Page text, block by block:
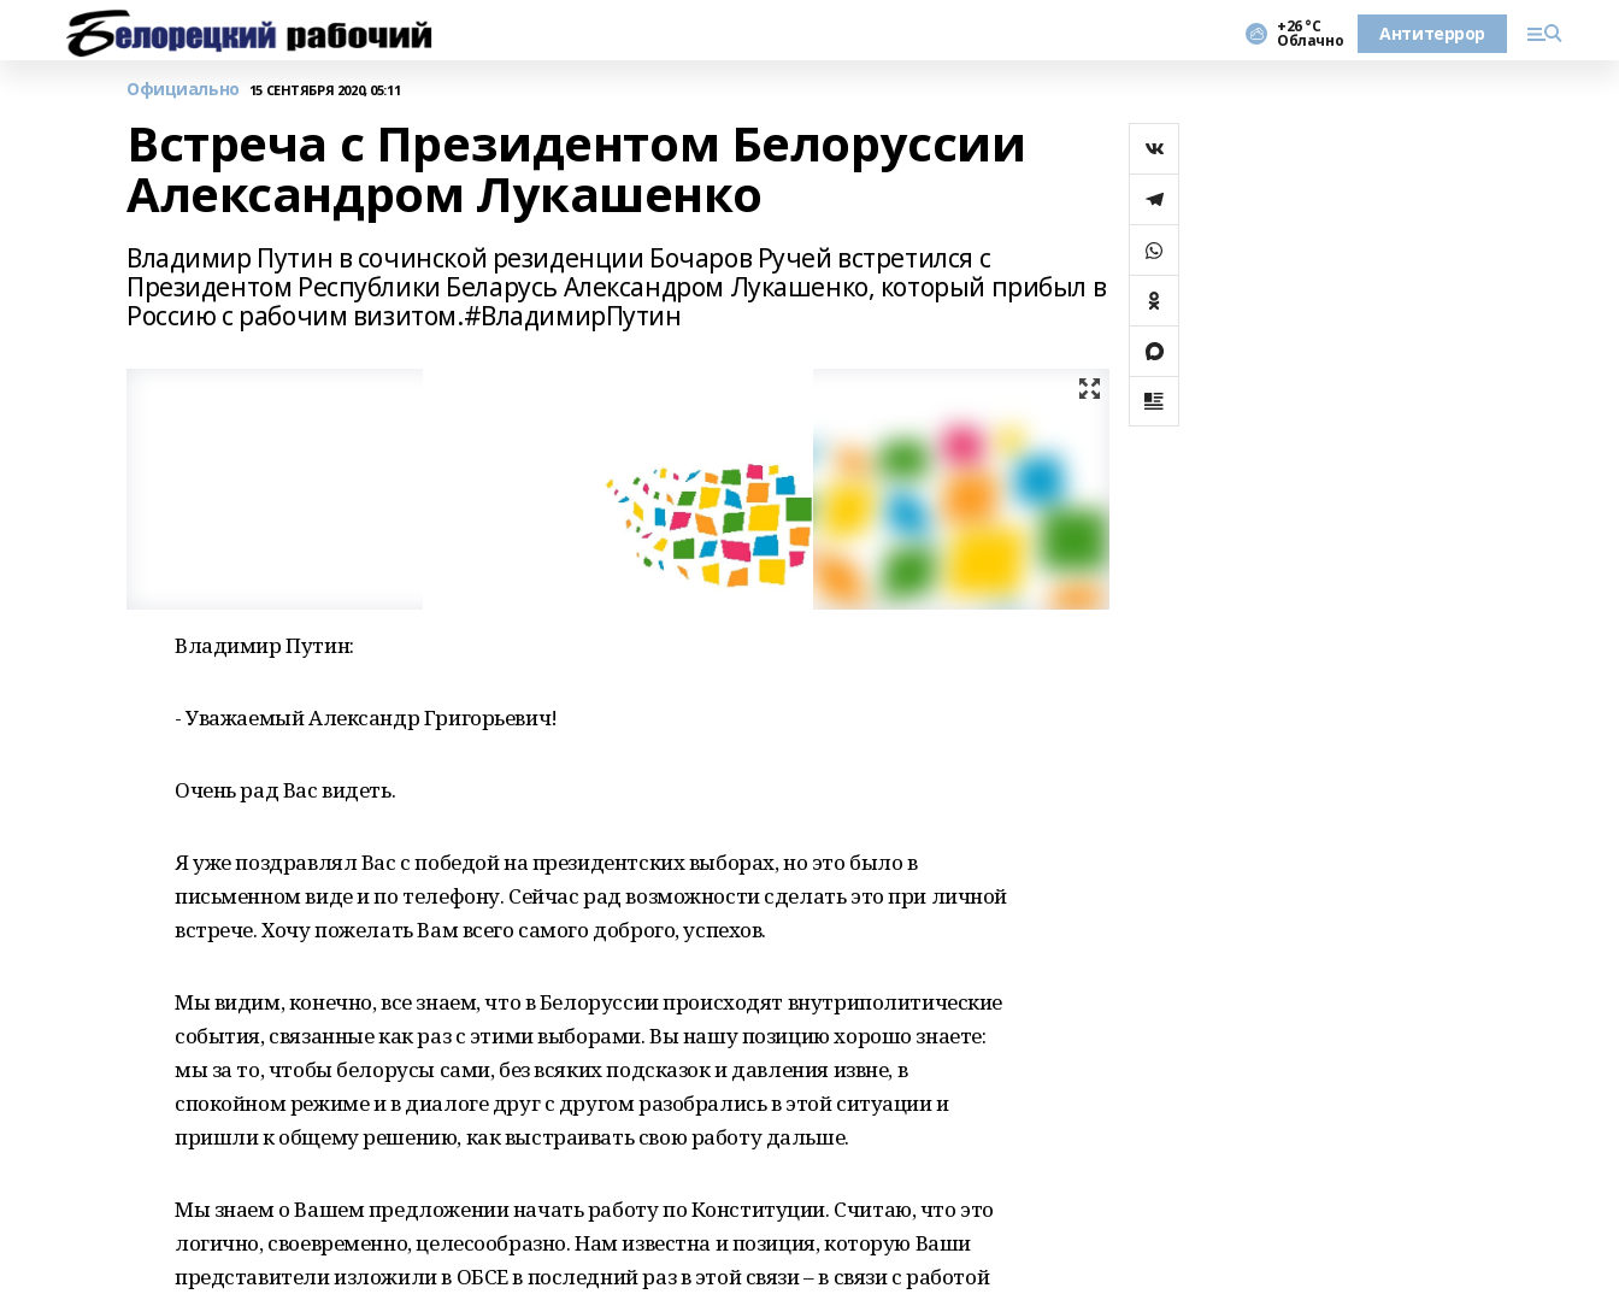
+26 °С
Облачно Антитеррор
Официально 15 СЕНТЯБРЯ 2020, 05:11
Встреча с Президентом Белоруссии
Александром Лукашенко
Владимир Путин в сочинской резиденции Бочаров Ручей встретился с
Президентом Республики Беларусь Александром Лукашенко, который прибыл в
Россию с рабочим визитом.#ВладимирПутин
Владимир Путин:
- Уважаемый Александр Григорьевич!
Очень рад Вас видеть.
Я уже поздравлял Вас с победой на президентских выборах, но это было в
письменном виде и по телефону. Сейчас рад возможности сделать это при личной
встрече. Хочу пожелать Вам всего самого доброго, успехов.
Мы видим, конечно, все знаем, что в Белоруссии происходят внутриполитические
события, связанные как раз с этими выборами. Вы нашу позицию хорошо знаете:
мы за то, чтобы белорусы сами, без всяких подсказок и давления извне, в
спокойном режиме и в диалоге друг с другом разобрались в этой ситуации и
пришли к общему решению, как выстраивать свою работу дальше.
Мы знаем о Вашем предложении начать работу по Конституции. Считаю, что это
логично, своевременно, целесообразно. Нам известна и позиция, которую Ваши
представители изложили в ОБСЕ в последний раз в этой связи – в связи с работой